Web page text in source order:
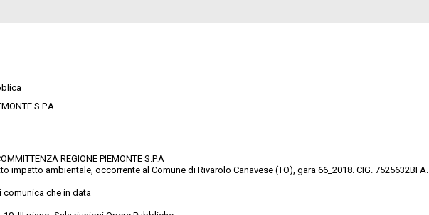
Valore stimato della procedura: € 3.580.102,50
S.P.A
REGIONE PIEMONTE S.P.A
ambientale, occorrente al Comune di Rivarolo Canavese (TO), gara 66_2018. CIG. 7525632BFA.
che in data